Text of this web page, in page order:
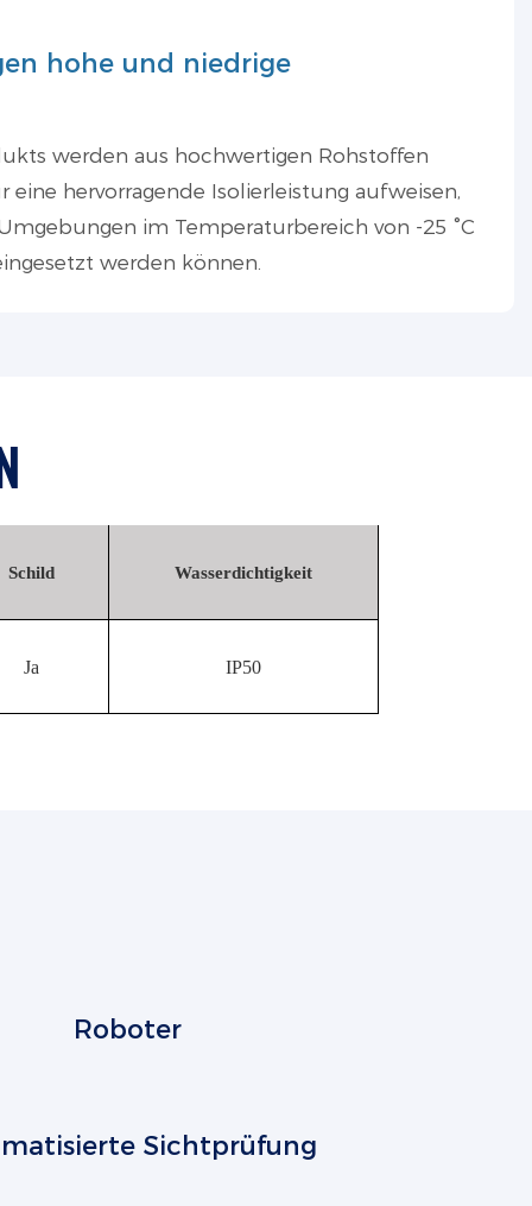
hohe und niedrige
werden aus hochwertigen Rohstoffen
hervorragende Isolierleistung aufweisen,
im Temperaturbereich von -25 °C
werden können.
Schild Wasserdichtigkeit
Ja IP50
Roboter
Sichtprüfung